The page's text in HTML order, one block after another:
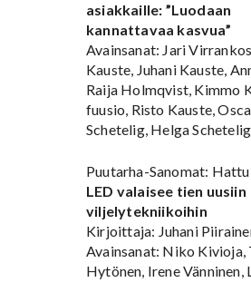
asiakkaille: ”Luodaan
kannattavaa kasvua”
Avainsanat: Jari
Kauste, Juhani Kauste,
Raija Holmqvist, Kimmo
fuusio, Risto Kauste,
Schetelig, Helga Schetelig
Puutarha-Sanomat:
LED valaisee tien uusiin
viljelytekniikoihin
Kirjoittaja: Juhani
Avainsanat: Niko Kivioja,
Hytönen, Irene Vänninen,